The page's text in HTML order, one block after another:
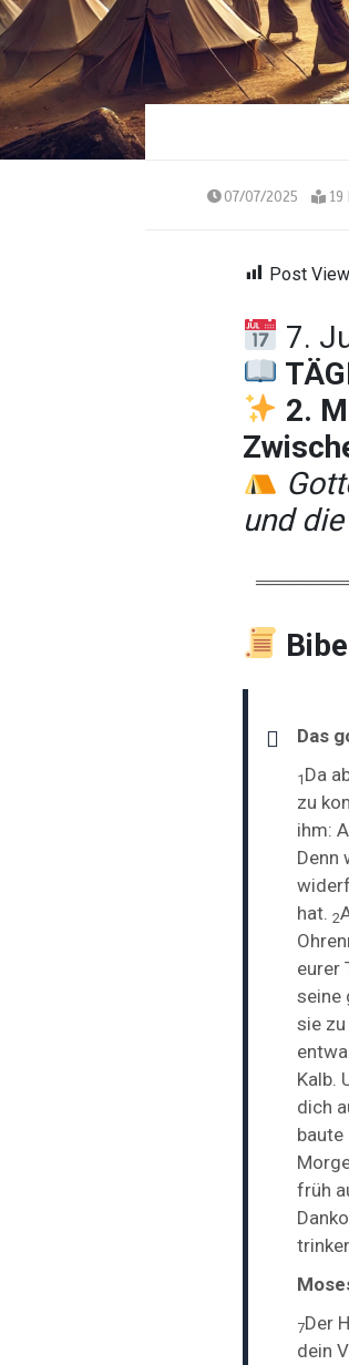
07/07/2025 19
Post
7.
2.
und
Das
1 Da
zu
ihm:
Denn
hat. 2
eurer
seine
sie zu
Kalb.
dich
baute
früh
7Der
dein